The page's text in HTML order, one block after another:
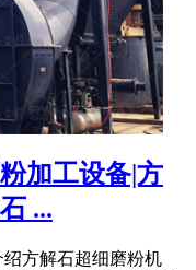
加工设备|方
...
方解石超细磨粉机